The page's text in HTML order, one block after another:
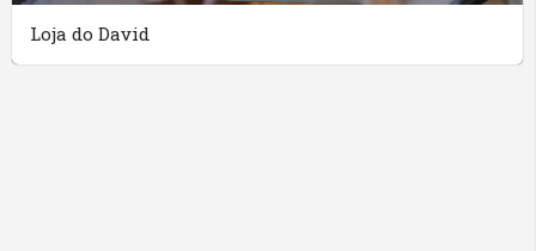
Loja do David